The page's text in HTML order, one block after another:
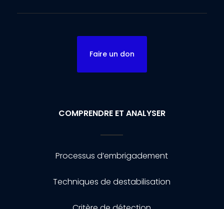
Faire un don
COMPRENDRE ET ANALYSER
Processus d’embrigadement
Techniques de destabilisation